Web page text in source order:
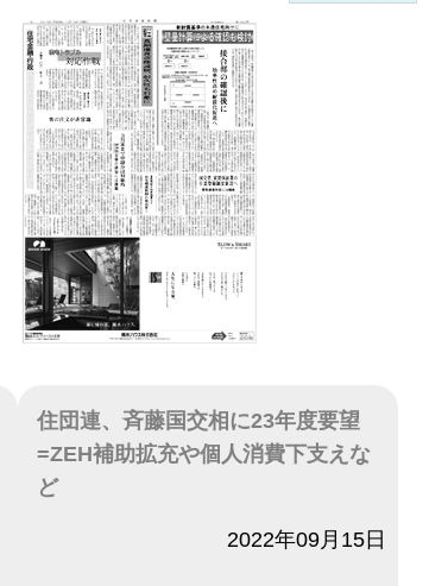
住団連、斉藤国交相に23年度要望
=ZEH補助拡充や個人消費下支えな
ど
2022年09月15日